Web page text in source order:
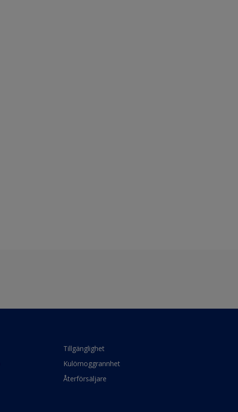
Tillgänglighet
Kulörnoggrannhet
Återförsäljare